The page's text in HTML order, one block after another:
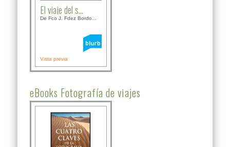
El viaje del s...
De Fco J. Fdez Bordo...
Vista previa
eBooks Fotografía de viajes